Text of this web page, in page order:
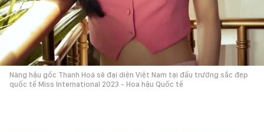
Nàng hậu gốc Thanh Hoá sẽ đại diện Việt Nam tại đấu trường sắc đẹp
quốc tế Miss International 2023 - Hoa hậu Quốc tế